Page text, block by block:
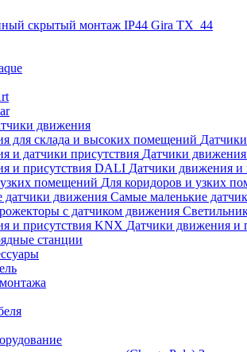
скрытый монтаж IP44 Gira TX_44
движения
Датчики
Датчики движения и
Для коридоров и узких
Самые маленькие
Датчики движения и
станции